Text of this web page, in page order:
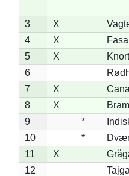
3 X
4
X
5
X
6
7
X
8
X
9
*
10
*
11
X
12